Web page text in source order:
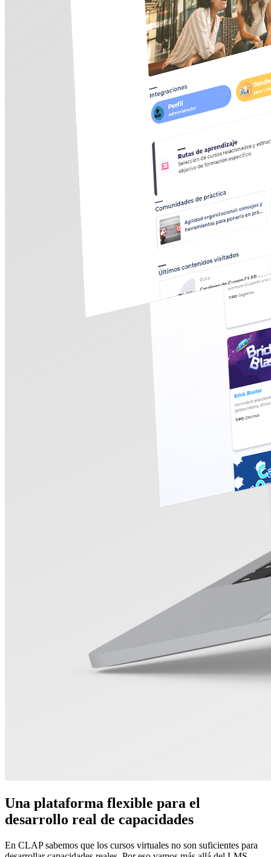
Una plataforma flexible para el
desarrollo real de capacidades
En CLAP sabemos que los cursos virtuales no son suficientes para